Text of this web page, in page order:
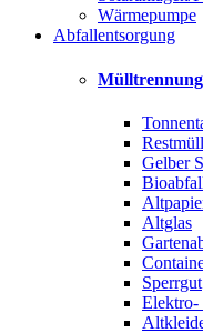
Wärmepumpe
Abfallentsorgung
Restmüll
Gelber
Altglas
Sperrgut
Elektro-